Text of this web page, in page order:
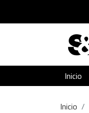
Inicio
Inicio